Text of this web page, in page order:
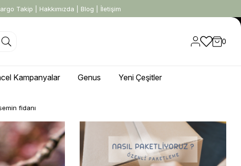
Takip Hakkımızda Blog İletişim
0
Kampanyalar Genus Yeni Çeşitler
fidanı